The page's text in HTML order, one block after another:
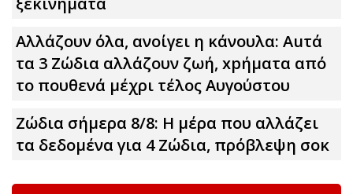
Αλλάζουν όλα, ανοίγει η κάνουλα: Αuτά
τα 3 Zώδια αλλάζουν ζωή, xpήματα από
το πουθενά μέχρι τέλος Αυγούστου
Ζώδια σήμερα 8/8: Η μέρα που αλλάζει
τα δεδομένα για 4 Zώδια, πρόβλεψη σoκ